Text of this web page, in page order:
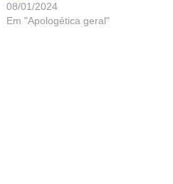
08/01/2024
Em "Apologética geral"